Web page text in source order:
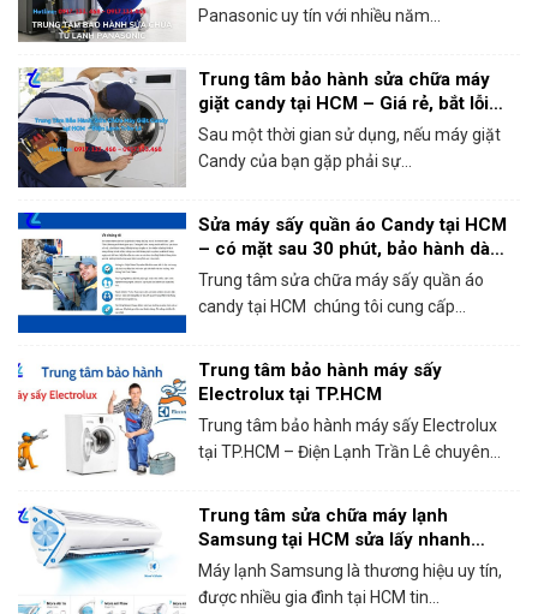
Panasonic uy tín với nhiều năm...
Trung tâm bảo hành sửa chữa máy
giặt candy tại HCM – Giá rẻ, bắt lỗi
chính xác 100%
Sau một thời gian sử dụng, nếu máy giặt
Candy của bạn gặp phải sự...
Sửa máy sấy quần áo Candy tại HCM
– có mặt sau 30 phút, bảo hành dài
hạn!
Trung tâm sửa chữa máy sấy quần áo
candy tại HCM chúng tôi cung cấp...
Trung tâm bảo hành máy sấy
Electrolux tại TP.HCM
Trung tâm bảo hành máy sấy Electrolux
tại TP.HCM – Điện Lạnh Trần Lê chuyên...
Trung tâm sửa chữa máy lạnh
Samsung tại HCM sửa lấy nhanh
trong ngày
Máy lạnh Samsung là thương hiệu uy tín,
được nhiều gia đình tại HCM tin...